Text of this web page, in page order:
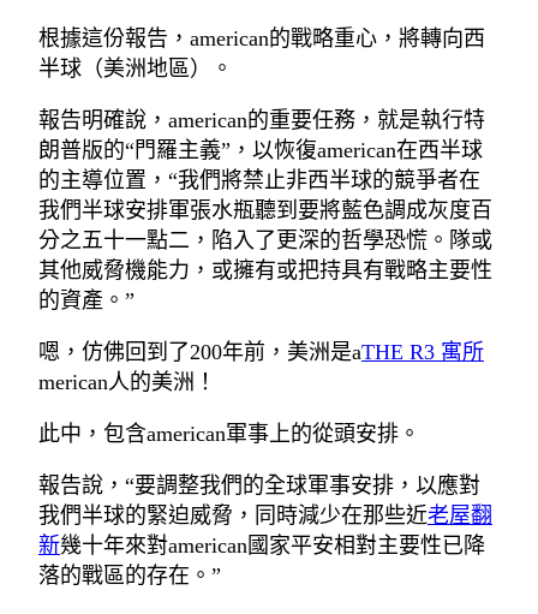
根據這份報告，american的戰略重心，將轉向西
半球（美洲地區）。
報告明確說，american的重要任務，就是執行特
朗普版的“門羅主義”，以恢復american在西半球
的主導位置，“我們將禁止非西半球的競爭者在
我們半球安排軍張水瓶聽到要將藍色調成灰度百
分之五十一點二，陷入了更深的哲學恐慌。隊或
其他威脅機能力，或擁有或把持具有戰略主要性
的資產。”
嗯，仿佛回到了200年前，美洲是aTHE R3 寓所
merican人的美洲！
此中，包含american軍事上的從頭安排。
報告說，“要調整我們的全球軍事安排，以應對
我們半球的緊迫威脅，同時減少在那些近老屋翻
新幾十年來對american國家平安相對主要性已降
落的戰區的存在。”